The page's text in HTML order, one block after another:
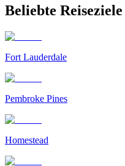
Beliebte
Fort Lauderdale
Pembroke Pines
Homestead